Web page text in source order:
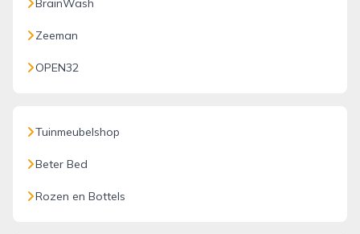
BrainWash
Zeeman
OPEN32
Tuinmeubelshop
Beter Bed
Rozen en Bottels